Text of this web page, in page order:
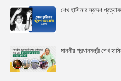
শেখ হাসিনার স্বদেশ
মাননীয় প্রধানমন্ত্রী শেখ